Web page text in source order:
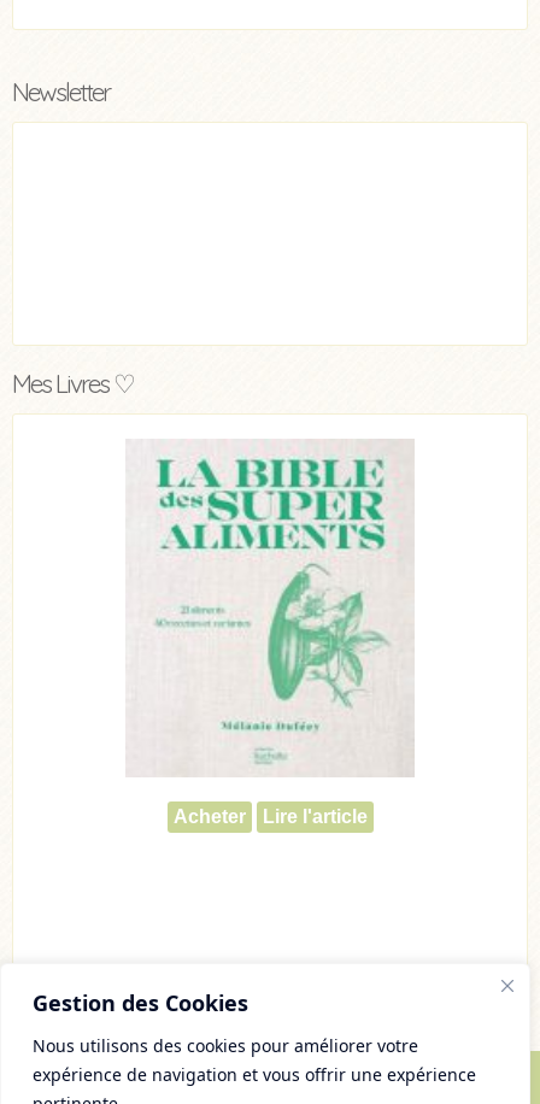
Gestion des Cookies
Nous utilisons des cookies pour améliorer votre
expérience de navigation et vous offrir une expérience
Newsletter
Mes Livres ♡
Acheter Lire l'article